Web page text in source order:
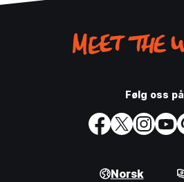
Følg oss på
Norsk